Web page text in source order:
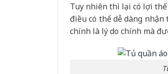
Tuy nhiên thì lại có lợi
điều có thể dễ dàng nhận
chính là lý do chính mà